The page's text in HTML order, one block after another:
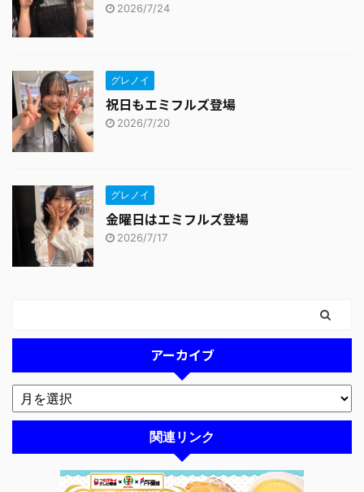
2026/7/24
グレノイ
祝日もエミフルズ登場
2026/7/20
グレノイ
金曜日はエミフルズ登場
2026/7/17
アーカイブ
関連リンク